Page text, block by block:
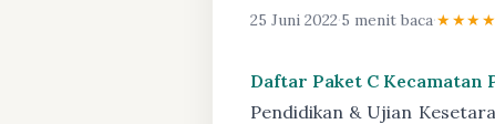
25 Juni 2022·5 menit baca·
Daftar Paket C Kecamatan
Pendidikan & Ujian